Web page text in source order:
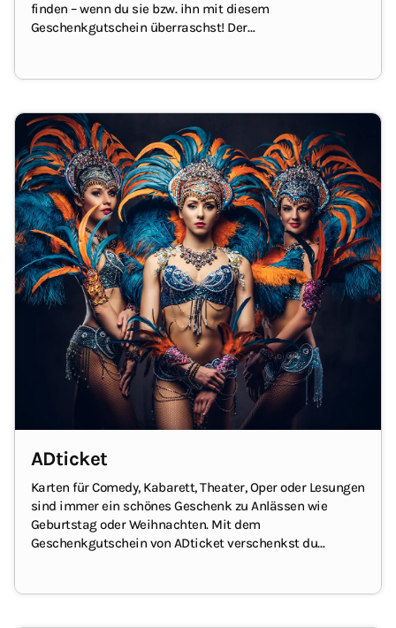
finden – wenn du sie bzw. ihn mit diesem
Geschenkgutschein überraschst! Der
ADticket
Karten für Comedy, Kabarett, Theater, Oper oder Lesungen
sind immer ein schönes Geschenk zu Anlässen wie
Geburtstagoder Weihnachten. Mit dem
Geschenkgutschein von ADticket verschenkst du